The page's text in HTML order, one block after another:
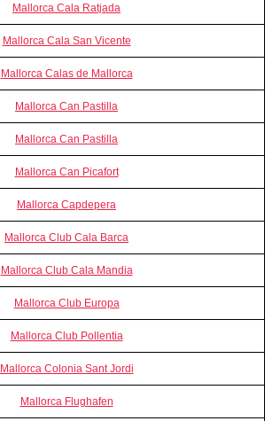
Mallorca Cala Ratjada
Mallorca Cala San Vicente
Mallorca Calas de Mallorca
Mallorca Can Pastilla
Mallorca Can Pastilla
Mallorca Can Picafort
Mallorca Capdepera
Mallorca Club Cala Barca
Mallorca Club Cala Mandia
Mallorca Club Europa
Mallorca Club Pollentia
Mallorca Colonia Sant Jordi
Mallorca Flughafen